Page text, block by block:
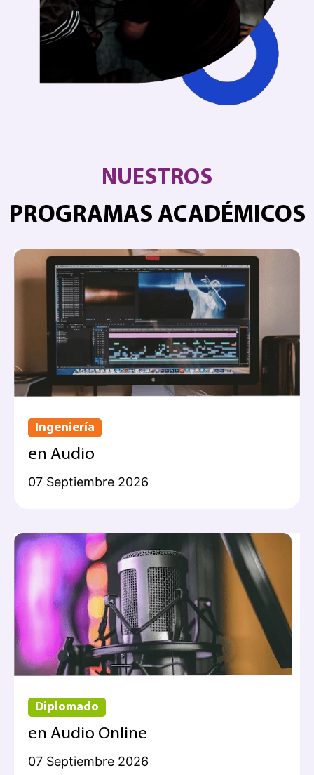
NUESTROS
PROGRAMAS ACADÉMICOS
Ingeniería
en Audio
07 Septiembre 2026
Diplomado
en Audio Online
07 Septiembre 2026